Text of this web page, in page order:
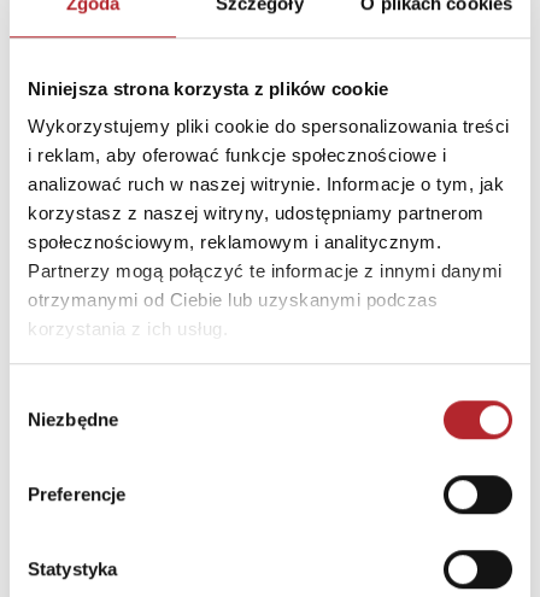
Niniejsza strona korzysta z plików cookie
Wykorzystujemy pliki cookie do spersonalizowania treści
i reklam, aby oferować funkcje społecznościowe i
analizować ruch w naszej witrynie. Informacje o tym, jak
korzystasz z naszej witryny, udostępniamy partnerom
społecznościowym, reklamowym i analitycznym.
Partnerzy mogą połączyć te informacje z innymi danymi
otrzymanymi od Ciebie lub uzyskanymi podczas
korzystania z ich usług.
zgody
Niezbędne
Preferencje
Statystyka
INFORMACJE I OSTRZEŻENIA
OSTRZEŻENIE! Nieodpowiednie dla dzieci w wieku
poniżej 3 lat. Istnieje ryzyko zadławienia się małymi
elementami.
INNI KLIENCI KUPOWALI